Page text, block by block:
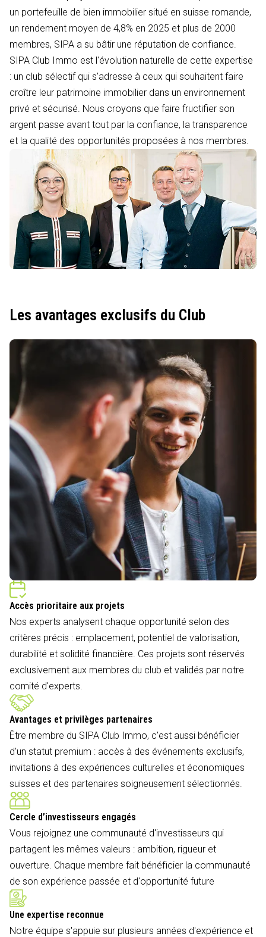
un portefeuille de bien immobilier situé en suisse romande,
un rendement moyen de 4,8% en 2025 et plus de 2000
membres, SIPA a su bâtir une réputation de confiance.
SIPA Club Immo est l'évolution naturelle de cette expertise
: un club sélectif qui s'adresse à ceux qui souhaitent faire
croître leur patrimoine immobilier dans un environnement
privé et sécurisé. Nous croyons que faire fructifier son
argent passe avant tout par la confiance, la transparence
et la qualité des opportunités proposées à nos membres.
Les avantages exclusifs du Club
Accès prioritaire aux projets
Nos experts analysent chaque opportunité selon des
critères précis : emplacement, potentiel de valorisation,
durabilité et solidité financière. Ces projets sont réservés
exclusivement aux membres du club et validés par notre
comité d'experts.
Avantages et privilèges partenaires
Être membre du SIPA Club Immo, c'est aussi bénéficier
d'un statut premium : accès à des événements exclusifs,
invitations à des expériences culturelles et économiques
suisses et des partenaires soigneusement sélectionnés.
Cercle d’investisseurs engagés
Vous rejoignez une communauté d'investisseurs qui
partagent les mêmes valeurs : ambition, rigueur et
ouverture. Chaque membre fait bénéficier la communauté
de son expérience passée et d'opportunité future
Une expertise reconnue
Notre équipe s'appuie sur plusieurs années d'expérience et